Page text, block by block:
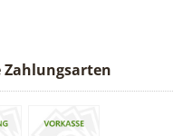
Zahlungsarten